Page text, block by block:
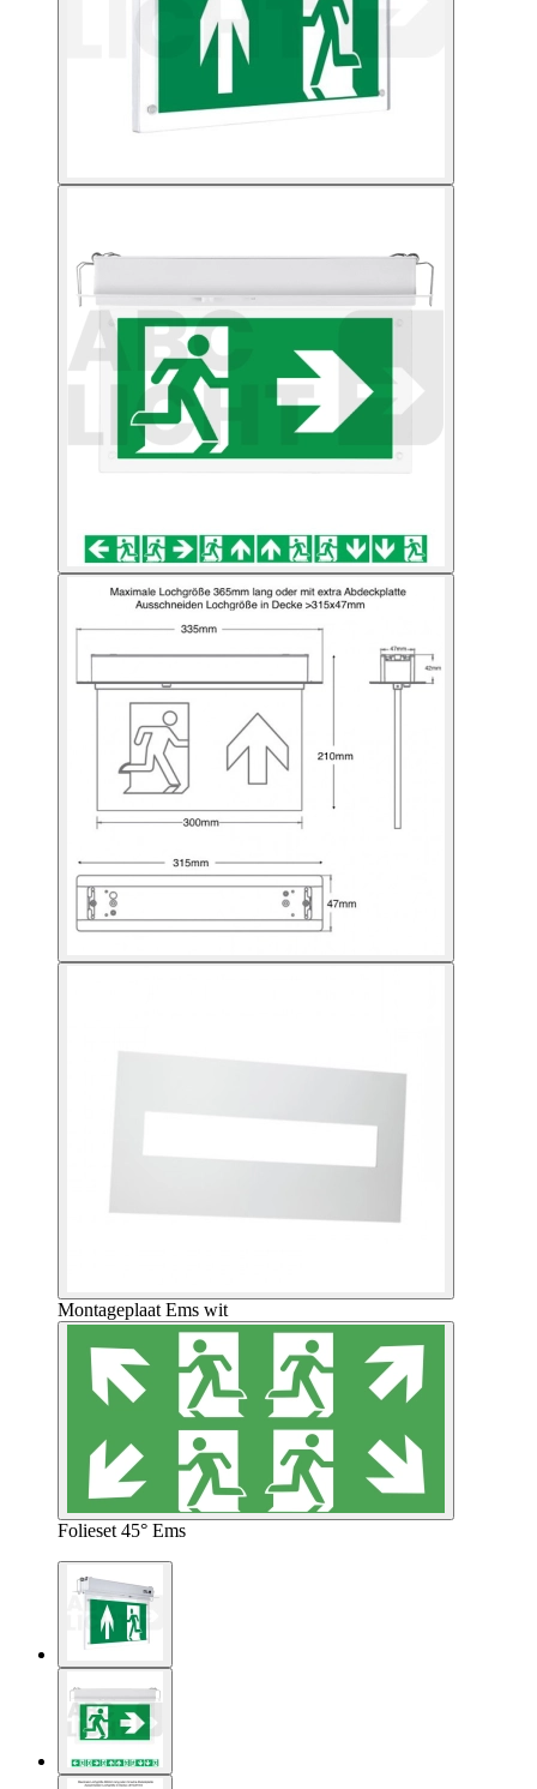
Montageplaat Ems wit
Folieset 45° Ems